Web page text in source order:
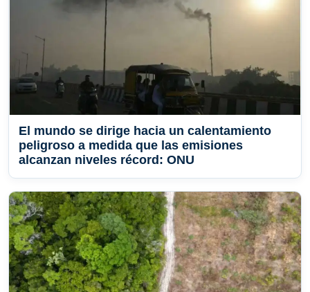
El mundo se dirige hacia un calentamiento
peligroso a medida que las emisiones
alcanzan niveles récord: ONU